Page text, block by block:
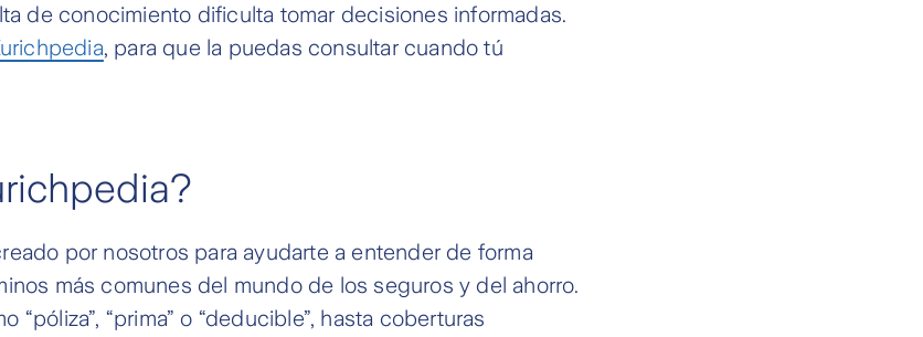
de conocimiento dificulta tomar decisiones informadas.
, para que la puedas consultar cuando tú
por nosotros para ayudarte a entender de forma
más comunes del mundo de los seguros y del ahorro.
“póliza”, “prima” o “deducible”, hasta coberturas